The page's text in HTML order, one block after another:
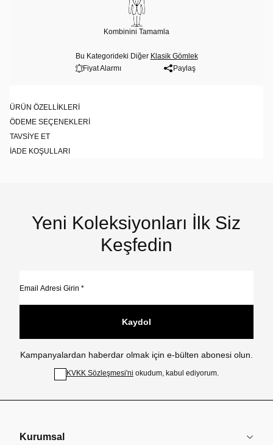
Kombinini Tamamla
Bu Kategorideki Diğer Klasik Gömlek
Fiyat Alarmı
Paylaş
ÜRÜN ÖZELLIKLERI
ÖDEME SEÇENEKLERI
TAVSIYE ET
İADE KOŞULLARI
Yeni Koleksiyonları İlk Siz
Keşfedin
Kaydol
Kampanyalardan haberdar olmak için e-bülten abonesi olun.
KVKK Sözleşmesi'ni okudum, kabul ediyorum.
Kurumsal